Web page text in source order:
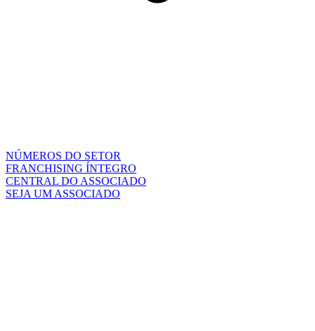
NÚMEROS DO SETOR
FRANCHISING ÍNTEGRO
CENTRAL DO ASSOCIADO
SEJA UM ASSOCIADO